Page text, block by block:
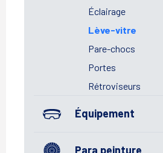
Éclairage
Lève-vitre
Pare-chocs
Portes
Rétroviseurs
Équipement
Para peinture